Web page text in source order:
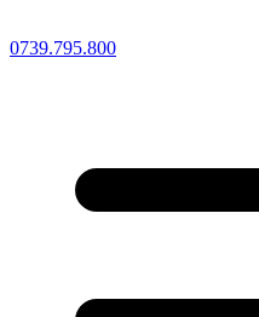
0739.795.800